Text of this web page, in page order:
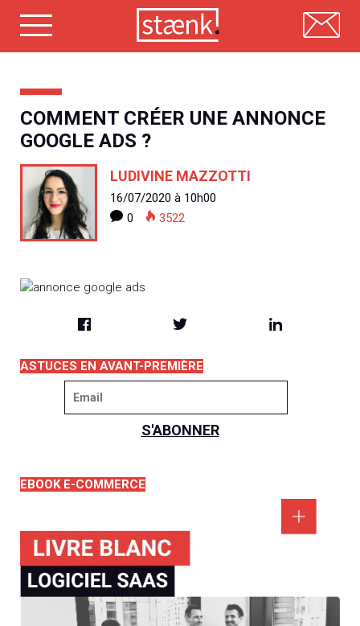
COMMENT CRÉER UNE ANNONCE
GOOGLE ADS ?
LUDIVINE MAZZOTTI
16/07/2020 à 10h00
0
3522
ASTUCES EN AVANT-PREMIÈRE
EBOOK E-COMMERCE